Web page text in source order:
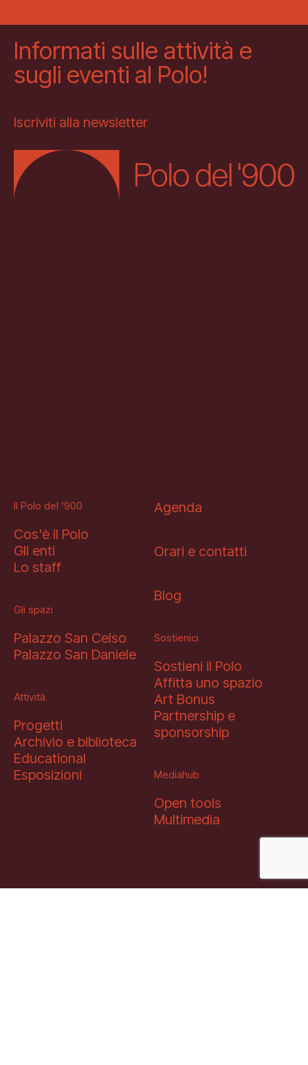
Informati sulle attività e
sugli eventi al Polo!
Iscriviti alla newsletter
Il Polo del ‘900
Cos'è il Polo
Gli enti
Lo staff
Gli spazi
Palazzo San Celso
Palazzo San Daniele
Attività
Progetti
Archivio e biblioteca
Educational
Esposizioni
Agenda
Orari e contatti
Blog
Sostienici
Sostieni il Polo
Affitta uno spazio
Art Bonus
Partnership e
sponsorship
Mediahub
Open tools
Multimedia